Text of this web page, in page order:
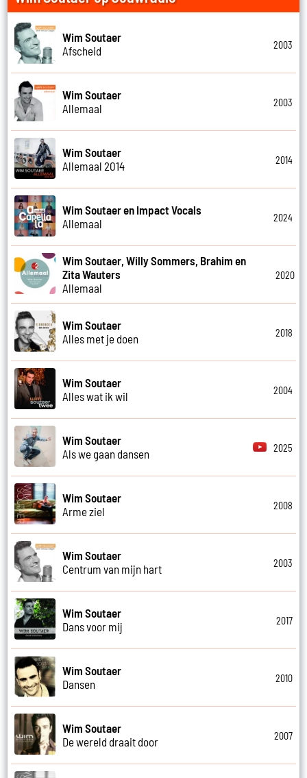
Wim Soutaer
Afscheid
2003
Wim Soutaer
Allemaal
2003
Wim Soutaer
Allemaal 2014
2014
Wim Soutaer en Impact Vocals
Allemaal
2024
Wim Soutaer, Willy Sommers, Brahim en
Zita Wauters
Allemaal
2020
Wim Soutaer
Alles met je doen
2018
Wim Soutaer
Alles wat ik wil
2004
Wim Soutaer
Als we gaan dansen
2025
Wim Soutaer
Arme ziel
2008
Wim Soutaer
Centrum van mijn hart
2003
Wim Soutaer
Dans voor mij
2017
Wim Soutaer
Dansen
2010
Wim Soutaer
De wereld draait door
2007